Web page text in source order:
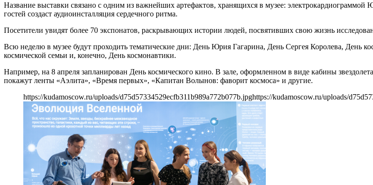
Название выставки связано с одним из важнейших артефактов, хранящихся в музее:
гостей создаст аудиоинсталляция сердечного ритма.
Посетители увидят более 70 экспонатов, раскрывающих истории людей, посвятивших свою жизнь
Всю неделю в музее будут проходить тематические дни: День Юрия Гагарина, День Сергея Королева, День
космической семьи и, конечно, День космонавтики.
Например, на 8 апреля запланирован День космического кино. В зале, оформленном в виде кабины
покажут ленты «Аэлита», «Время первых», «Капитан Волынов: фаворит космоса» и другие.
https://kudamoscow.ru/uploads/d75d57334529ecfb311b989a772b077b.jpghttps://kudamoscow.ru/uploads/